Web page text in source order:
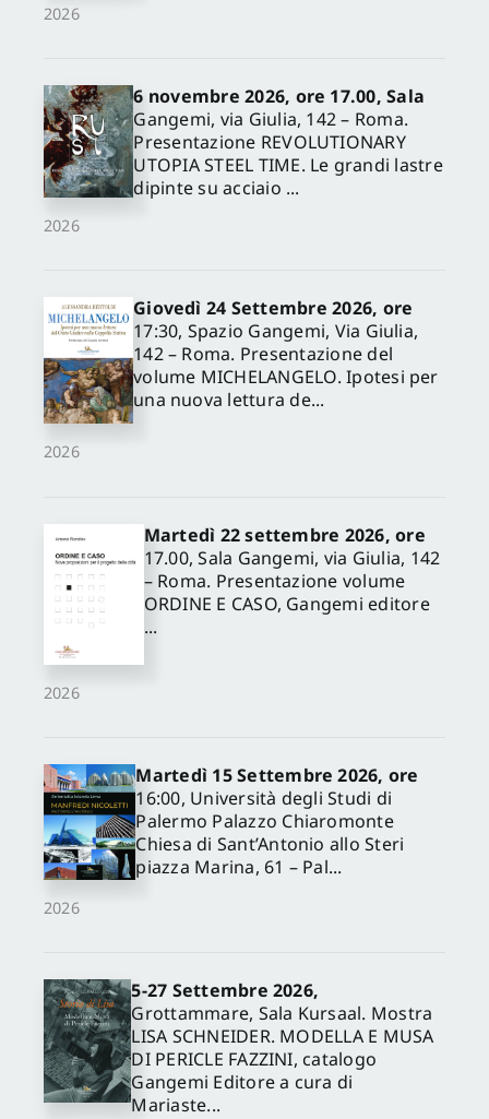
2026
2026
6 novembre 2026, ore 17.00, Sala
Gangemi, via Giulia, 142 – Roma.
Presentazione REVOLUTIONARY
UTOPIA STEEL TIME. Le grandi lastre
dipinte su acciaio ...
2026
Giovedì 24 Settembre 2026, ore
17:30, Spazio Gangemi, Via Giulia,
142 – Roma. Presentazione del
volume MICHELANGELO. Ipotesi per
una nuova lettura de...
2026
Martedì 22 settembre 2026, ore
17.00, Sala Gangemi, via Giulia, 142
– Roma. Presentazione volume
ORDINE E CASO, Gangemi editore
...
2026
Martedì 15 Settembre 2026, ore
16:00, Università degli Studi di
Palermo Palazzo Chiaromonte
Chiesa di Sant’Antonio allo Steri
piazza Marina, 61 – Pal...
5-27 Settembre 2026,
Grottammare, Sala Kursaal. Mostra
LISA SCHNEIDER. MODELLA E MUSA
DI PERICLE FAZZINI, catalogo
Gangemi Editore a cura di
Mariaste...